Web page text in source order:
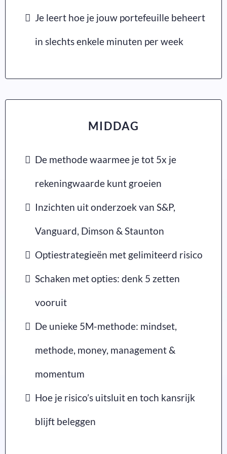
Je leert hoe je jouw portefeuille beheert
in slechts enkele minuten per week
MIDDAG
De methode waarmee je tot 5x je
rekeningwaarde kunt groeien
Inzichten uit onderzoek van S&P,
Vanguard, Dimson & Staunton
Optiestrategieën met gelimiteerd risico
Schaken met opties: denk 5 zetten
vooruit
De unieke 5M-methode: mindset,
methode, money, management &
momentum
Hoe je risico’s uitsluit en toch kansrijk
blijft beleggen